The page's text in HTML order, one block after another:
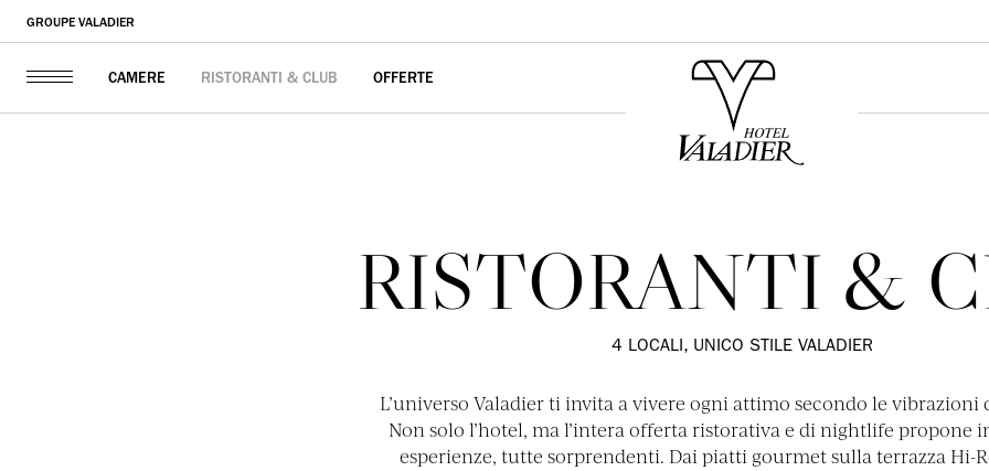
GROUPE VALADIER
CAMERE RISTORANTI & CLUB OFFERTE
RISTORANTI &
4 LOCALI, UNICO STILE VALADIER
L’universo Valadier ti invita a vivere ogni attimo secondo le vibrazioni
Non solo l’hotel, ma l’intera offerta ristorativa e di nightlife propone
esperienze, tutte sorprendenti. Dai piatti gourmet sulla terrazza Hi-